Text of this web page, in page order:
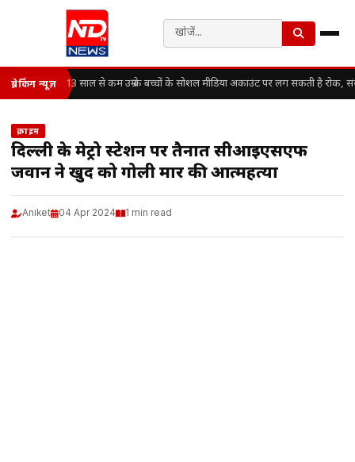
ब्रेकिंग न्यूज़ 13 साल से कम उम्र के बच्चों के सोशल मीडिया अकाउंट पर लग सकती है रोक,
क्राइम
दिल्ली के मेट्रो स्टेशन पर तैनात सीआईएसएफ
जवान ने खुद को गोली मार की आत्महत्या
Aniket 04 Apr 2024 1 min read